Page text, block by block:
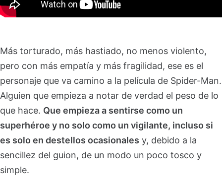
Más torturado, más hastiado, no menos violento,
pero con más empatía y más fragilidad, ese es el
personaje que va camino a la película de Spider-Man.
Alguien que empieza a notar de verdad el peso de lo
que hace. Que empieza a sentirse como un
superhéroe y no solo como un vigilante, incluso si
es solo en destellos ocasionales y, debido a la
sencillez del guion, de un modo un poco tosco y
simple.